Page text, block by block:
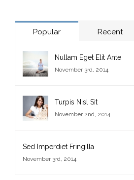
Popular Recent
Nullam Eget Elit Ante
November 3rd, 2014
Turpis Nisl Sit
November 2nd, 2014
Sed Imperdiet Fringilla
November 3rd, 2014